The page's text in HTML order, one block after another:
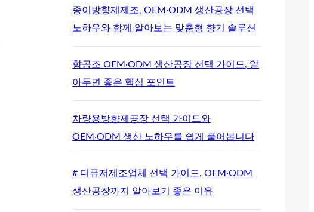
종이방향제제조, OEM·ODM 생산공장 선택
노하우와 함께 알아보는 맞춤형 향기 솔루션
향공조 OEM·ODM 생산공장 선택 가이드, 알
아두면 좋은 핵심 포인트
차량용방향제공장 선택 가이드와
OEM·ODM 생산 노하우를 쉽게 풀어봅니다
# 디퓨저제조업체 선택 가이드, OEM·ODM
생산공장까지 알아보기 좋은 이유